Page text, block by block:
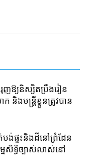
ឱ្យ​និស្សិត​ប្រឹងរៀន​
និង​មន្ត្រី​​ខ្លួន​ត្រូវ​បាន​
ផ្ទះ​និង​ដី​នៅ​ព្រំដែន​
មសិទ្ធិ​ច្បាស់លាស់​នៅ​